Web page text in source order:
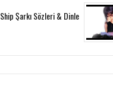
Şarkı Sözleri & Dinle